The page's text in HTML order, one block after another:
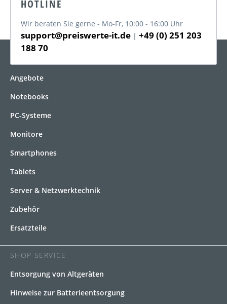
HOTLINE
Wir beraten Sie gerne - Mo-Fr, 10:00 - 16:00 Uhr
support@preiswerte-it.de | +49 (0) 251 203
188 70
Angebote
Notebooks
PC-Systeme
Monitore
Smartphones
Tablets
Server & Netzwerktechnik
Zubehör
Ersatzteile
SHOP SERVICE
Entsorgung von Altgeräten
Hinweise zur Batterieentsorgung